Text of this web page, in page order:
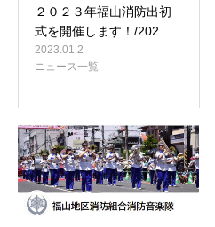
２０２３年福山消防出初
式を開催します！/202…
2023.01.2
ニュース一覧